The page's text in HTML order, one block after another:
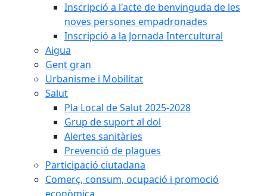
Inscripció a l'acte de benvinguda de les
noves persones empadronades
Inscripció a la Jornada Intercultural
Aigua
Gent gran
Urbanisme i Mobilitat
Salut
Pla Local de Salut 2025-2028
Grup de suport al dol
Alertes sanitàries
Prevenció de plagues
Participació ciutadana
Comerç, consum, ocupació i promoció